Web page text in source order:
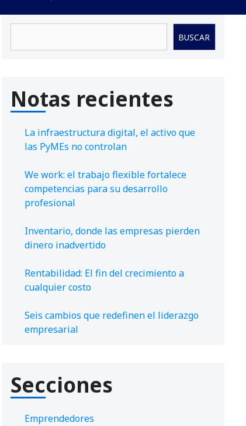
BUSCAR
Notas recientes
La infraestructura digital, el activo que
las PyMEs no controlan
We work: el trabajo flexible fortalece
competencias para su desarrollo
profesional
Inventario, donde las empresas pierden
dinero inadvertido
Rentabilidad: El fin del crecimiento a
cualquier costo
Seis cambios que redefinen el liderazgo
empresarial
Secciones
Emprendedores